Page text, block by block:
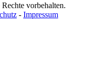
vorbehalten.
- Impressum